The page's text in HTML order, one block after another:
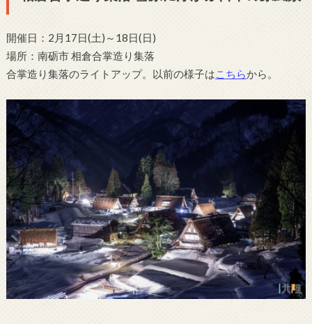
開催日：2月17日(土)～18日(日)
場所：南砺市 相倉合掌造り集落
合掌造り集落のライトアップ。以前の様子は こちらから。